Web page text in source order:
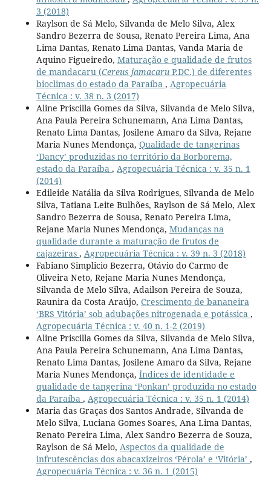
3 (2018)
Raylson de Sá Melo, Silvanda de Melo Silva, Alex
Sandro Bezerra de Sousa, Renato Pereira Lima, Ana
Lima Dantas, Renato Lima Dantas, Vanda Maria de
Aquino Figueiredo, Maturação e qualidade de frutos
de mandacaru (Cereus jamacaruP.DC.) de diferentes
bioclimas do estado da Paraíba , Agropecuária
Técnica : v. 38 n. 3 (2017)
Aline Priscilla Gomes da Silva, Silvanda de Melo Silva,
Ana Paula Pereira Schunemann, Ana Lima Dantas,
Renato Lima Dantas, Josilene Amaro da Silva, Rejane
Maria Nunes Mendonça, Qualidade de tangerinas
‘Dancy’ produzidas no território da Borborema,
estado da Paraíba , Agropecuária Técnica : v. 35 n. 1
(2014)
Edileide Natália da Silva Rodrigues, Silvanda de Melo
Silva, Tatiana Leite Bulhões, Raylson de Sá Melo, Alex
Sandro Bezerra de Sousa, Renato Pereira Lima,
Rejane Maria Nunes Mendonça, Mudanças na
qualidade durante a maturação de frutos de
cajazeiras , Agropecuária Técnica : v. 39 n. 3 (2018)
Fabiano Simplicio Bezerra, Otávio do Carmo de
Oliveira Neto, Rejane Maria Nunes Mendonça,
Silvanda de Melo Silva, Adailson Pereira de Souza,
Raunira da Costa Araújo, Crescimento de bananeira
‘BRS Vitória’ sob adubações nitrogenada e potássica ,
Agropecuária Técnica : v. 40 n. 1-2 (2019)
Aline Priscilla Gomes da Silva, Silvanda de Melo Silva,
Ana Paula Pereira Schunemann, Ana Lima Dantas,
Renato Lima Dantas, Josilene Amaro da Silva, Rejane
Maria Nunes Mendonça, Índices de identidade e
qualidade de tangerina ‘Ponkan’ produzida no estado
da Paraíba , Agropecuária Técnica : v. 35 n. 1 (2014)
Maria das Graças dos Santos Andrade, Silvanda de
Melo Silva, Luciana Gomes Soares, Ana Lima Dantas,
Renato Pereira Lima, Alex Sandro Bezerra de Souza,
Raylson de Sá Melo, Aspectos da qualidade de
infrutescências dos abacaxizeiros ‘Pérola’ e ‘Vitória’ ,
Agropecuária Técnica : v. 36 n. 1 (2015)